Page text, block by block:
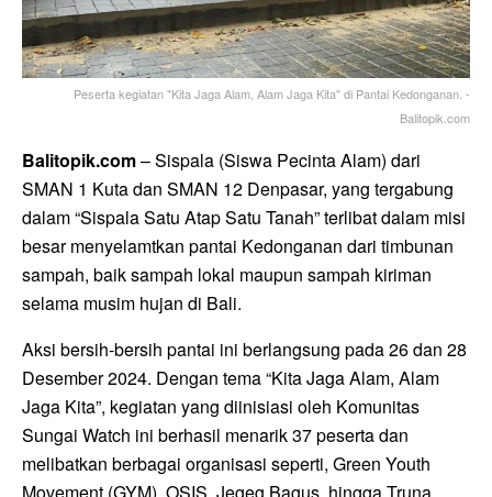
Peserta kegiatan "Kita Jaga Alam, Alam Jaga Kita" di Pantai Kedonganan. -
Balitopik.com
Balitopik.com– Sispala (Siswa Pecinta Alam) dari
SMAN 1 Kuta dan SMAN 12 Denpasar, yang tergabung
dalam “Sispala Satu Atap Satu Tanah” terlibat dalam misi
besar menyelamtkan pantai Kedonganan dari timbunan
sampah, baik sampah lokal maupun sampah kiriman
selama musim hujan di Bali.
Aksi bersih-bersih pantai ini berlangsung pada 26 dan 28
Desember 2024. Dengan tema “Kita Jaga Alam, Alam
Jaga Kita”, kegiatan yang diinisiasi oleh Komunitas
Sungai Watch ini berhasil menarik 37 peserta dan
melibatkan berbagai organisasi seperti, Green Youth